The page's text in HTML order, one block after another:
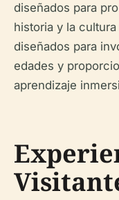
diseñados para
historia y la
diseñados para
edades y
aprendizaje